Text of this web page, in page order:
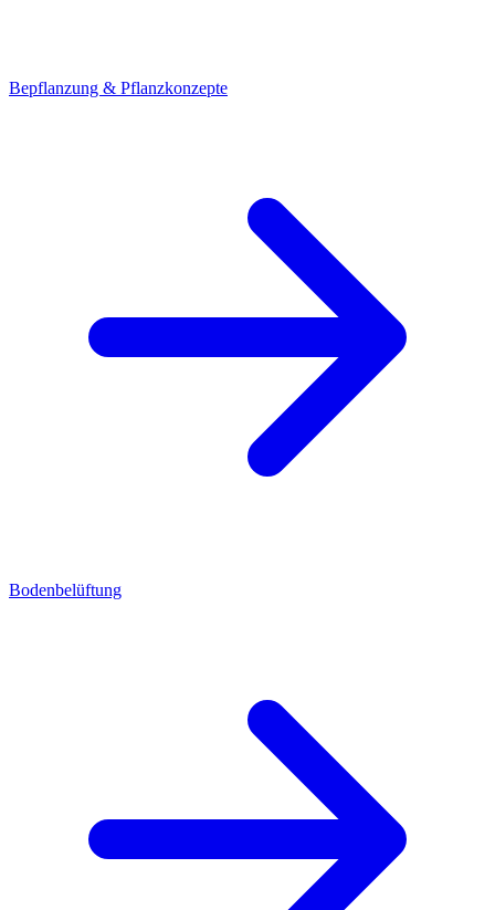
Bepflanzung & Pflanzkonzepte
Bodenbelüftung